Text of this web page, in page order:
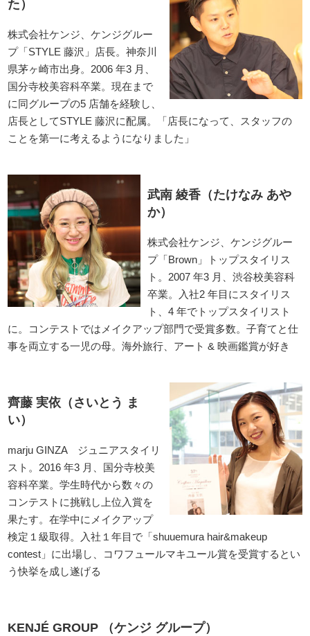
た）
株式会社ケンジ、ケンジグルー
プ「STYLE 藤沢」店長。神奈川
県茅ヶ崎市出身。2006 年3 月、
国分寺校美容科卒業。現在まで
に同グループの5 店舗を経験し、
店長としてSTYLE 藤沢に配属。「店長になって、スタッフの
ことを第一に考えるようになりました」
武南 綾香（たけなみ あや
か）
株式会社ケンジ、ケンジグルー
プ「Brown」トップスタイリス
ト。2007 年3 月、渋谷校美容科
卒業。入社2 年目にスタイリス
ト、4 年でトップスタイリスト
に。コンテストではメイクアップ部門で受賞多数。子育てと仕
事を両立する一児の母。海外旅行、アート & 映画鑑賞が好き
齊藤 実依（さいとう ま
い）
marju GINZA ジュニアスタイリ
スト。2016 年3 月、国分寺校美
容科卒業。学生時代から数々の
コンテストに挑戦し上位入賞を
果たす。在学中にメイクアップ
検定１級取得。入社１年目で「shuuemura hair&makeup
contest」に出場し、コワフュールマキユール賞を受賞するとい
う快挙を成し遂げる
KENJÉ GROUP （ケンジ グループ）